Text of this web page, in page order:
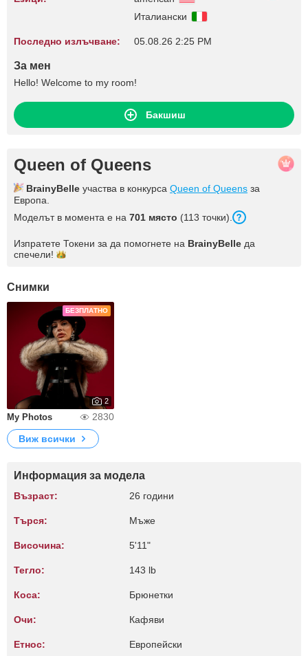
Италиански
Последно излъчване: 05.08.26 2:25 PM
За мен
Hello! Welcome to my room!
Бакшиш
Queen of Queens
BrainyBelle участва в конкурса Queen of Queens за
Европа.
Моделът в момента е на 701 място (113 точки).
Изпратете Токени за да помогнете на BrainyBelle да
спечели!
Снимки
БЕЗПЛАТНО
2
My Photos
2830
Виж всички
Информация за модела
Възраст: 26 години
Търся: Мъже
Височина: 5'11"
Тегло: 143 lb
Коса: Брюнетки
Очи: Кафяви
Етнос: Европейски